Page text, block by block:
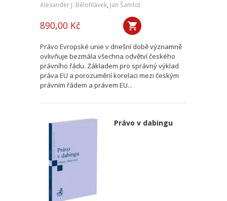
Alexander J. Bělohlávek, Jan Šamlot
890,00 Kč
Právo Evropské unie v dnešní době významně
ovlivňuje bezmála všechna odvětví českého
právního řádu. Základem pro správný výklad
práva EU a porozumění korelaci mezi českým
právním řádem a právem EU...
Právo v dabingu